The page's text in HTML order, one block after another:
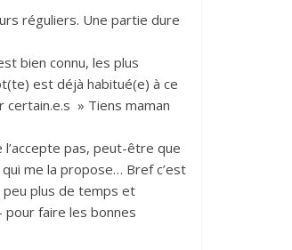
réguliers. Une partie dure
bien connu, les plus
est déjà habitué(e) à ce
certain.e.s » Tiens maman
pas, peut-être que
me la propose… Bref c’est
peu plus de temps et
pour faire les bonnes